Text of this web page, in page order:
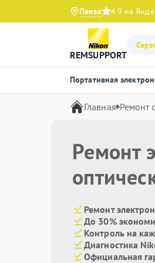
Пенза 4.9 на
REMSUPPORT
Портативная
Главная Ремонт
Ремонт
Ремонт
До 30%
Контроль на
Диагностика
Официальная